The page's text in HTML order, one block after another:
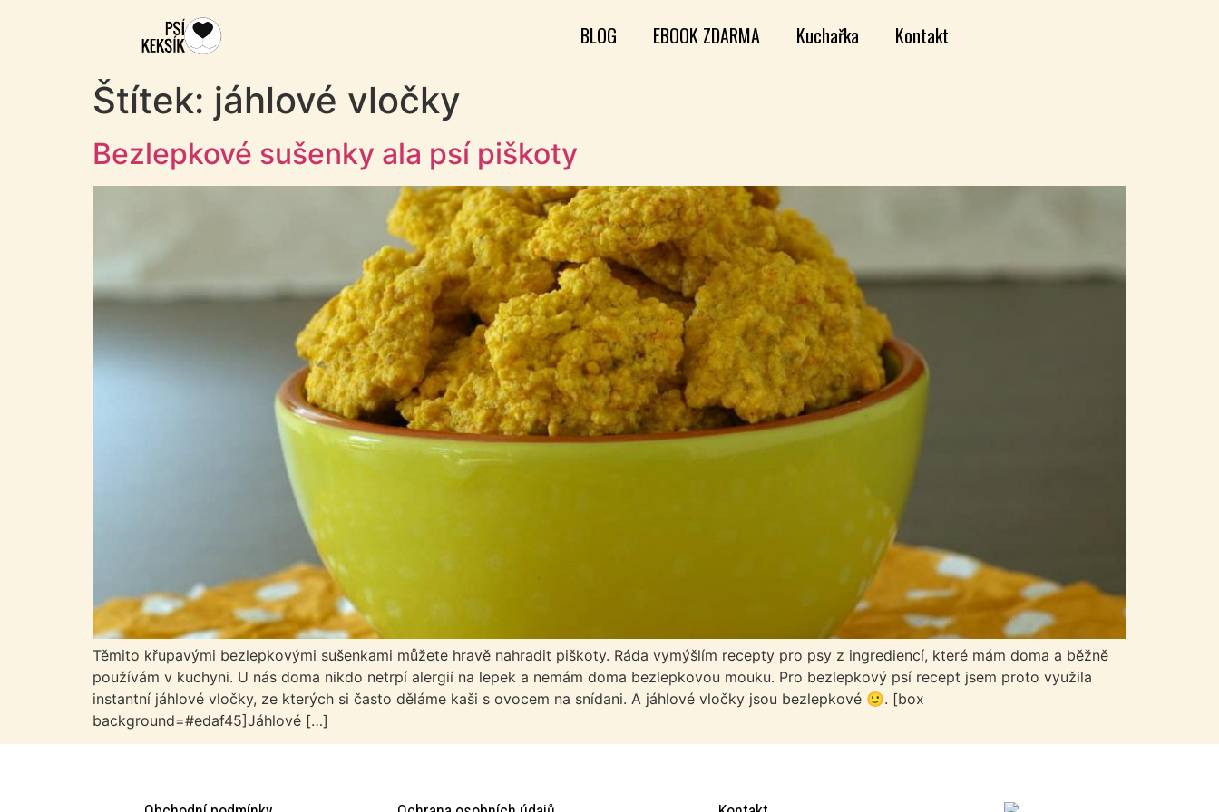
BLOG EBOOK ZDARMA Kuchařka Kontakt
Štítek: jáhlové vločky
Bezlepkové sušenky ala psí piškoty
Těmito křupavými bezlepkovými sušenkami můžete hravě nahradit piškoty. Ráda vymýšlím recepty pro psy z ingrediencí, které mám doma a běžně
používám v kuchyni. U nás doma nikdo netrpí alergií na lepek a nemám doma bezlepkovou mouku. Pro bezlepkový psí recept jsem proto využila
instantní jáhlové vločky, ze kterých si často děláme kaši s ovocem na snídani. A jáhlové vločky jsou bezlepkové 🙂. [box
background=#edaf45]Jáhlové […]